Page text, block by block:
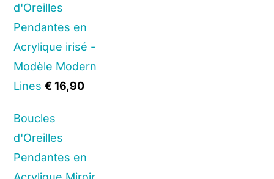
d'Oreilles
Pendantes en
Acrylique irisé -
Modèle Modern
Lines €16,90
Boucles
d'Oreilles
Pendantes en